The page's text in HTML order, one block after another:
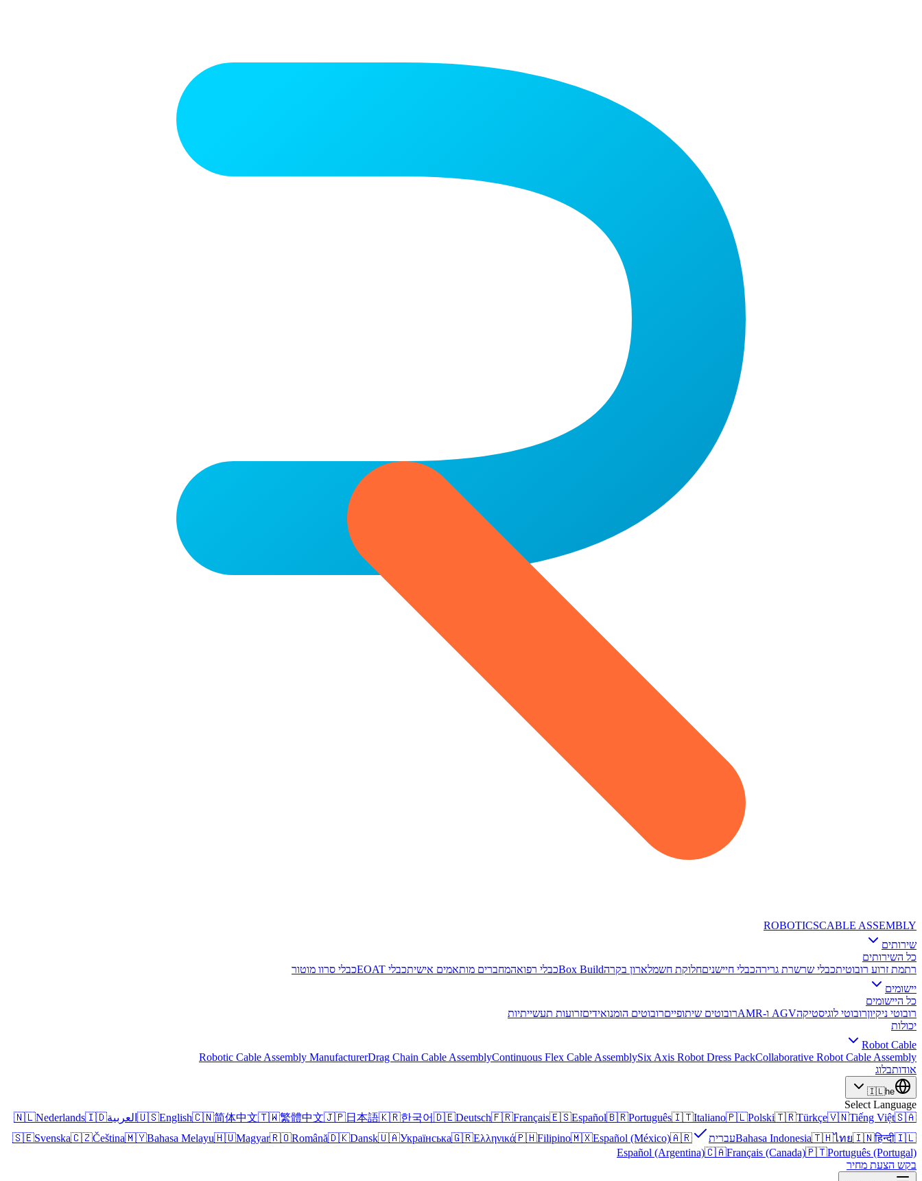
ROBOTICSCABLE ASSEMBLY
שירותים
כל השירותים
רתמת זרוע רובוטיתכבלי שרשרת גרירהכבלי חיישניםחלוקת חשמלארון בקרהBox Buildכבלי רפואהמחברים מותאמים אישיתכבלי EOAT
כבלי סרוו מוטור
יישומים
כל היישומים
רובוטי ניקיוןרובוטי לוגיסטיקהAGV ו-AMR רובוטים שיתופייםרובוטים הומנואידיםזרועות תעשייתיות
יכולות
Robot Cable
Robotic Cable Assembly ManufacturerDrag Chain Cable AssemblyContinuous Flex Cable AssemblySix Axis Robot Dress PackCollaborative Robot Cable Assembly
אודותבלוג
🇮🇱he
Select Language
🇺🇸English🇨🇳简体中文🇹🇼繁體中文🇯🇵日本語🇰🇷한국어🇩🇪Deutsch🇫🇷Français🇪🇸Español🇧🇷Português🇮🇹Italiano🇵🇱Polski🇹🇷Türkçe🇻🇳Tiếng Việt🇸🇦 العربية 🇳🇱Nederlands🇮🇩
Bahasa Indonesia🇹🇭ไทย🇮🇳हिन्दी🇮🇱 עברית 🇸🇪Svenska🇨🇿Čeština🇲🇾Bahasa Melayu🇭🇺Magyar🇷🇴Română🇩🇰Dansk🇺🇦Українська🇬🇷Ελληνικά🇵🇭Filipino🇲🇽Español (México)🇦🇷
Español (Argentina)🇨🇦Français (Canada)🇵🇹Português (Portugal)
בקש הצעת מחיר